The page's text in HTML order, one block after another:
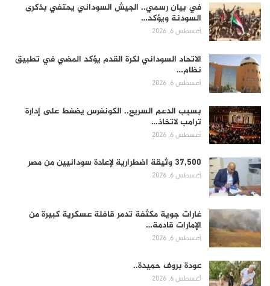
في بيان رسمي.. الجيش السوداني يحتفي بذكرى
السودنة ويؤكد…
أغسطس 6, 2026
الاتحاد السوداني لكرة القدم يؤكد المضي في تطبيق
نظام…
أغسطس 6, 2026
بسبب الدعم السريع.. الكونغرس يضغط على إدارة
ترامب لاتخاذ…
أغسطس 6, 2026
37,500 وثيقة اضطرارية لإعادة سودانيين من مصر
أغسطس 6, 2026
غارات جوية مكثفة تدمر قافلة عسكرية كبيرة من
الإمارات قادمة…
أغسطس 6, 2026
عودة بروف حميدة..
أغسطس 6, 2026